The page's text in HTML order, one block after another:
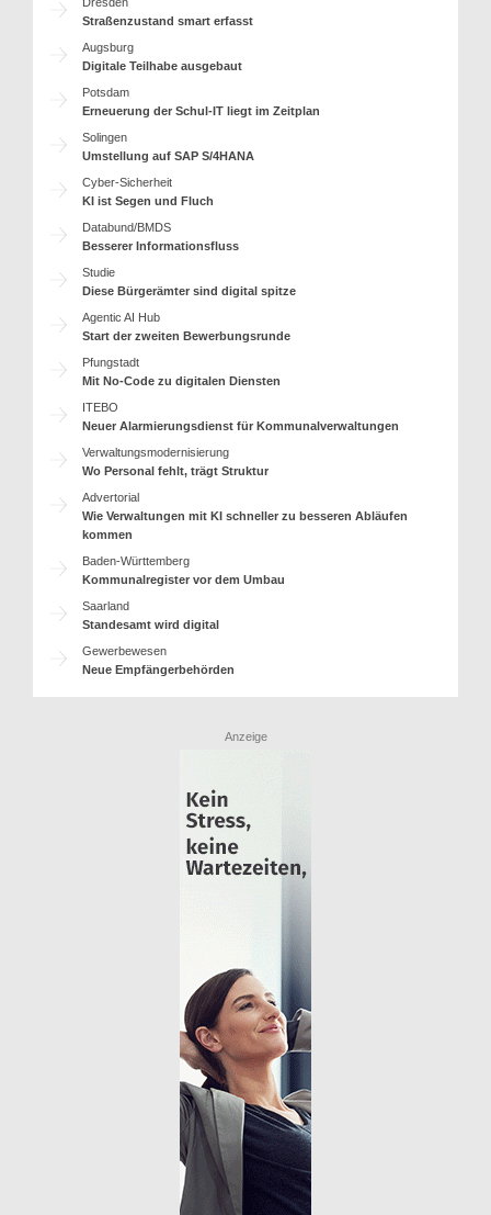
Straßenzustand smart erfasst
Augsburg
Digitale Teilhabe ausgebaut
Potsdam
Erneuerung der Schul-IT liegt im Zeitplan
Solingen
Umstellung auf SAP S/4HANA
Cyber-Sicherheit
KI ist Segen und Fluch
Databund/BMDS
Besserer Informationsfluss
Studie
Diese Bürgerämter sind digital spitze
Agentic AI Hub
Start der zweiten Bewerbungsrunde
Pfungstadt
Mit No-Code zu digitalen Diensten
ITEBO
Neuer Alarmierungsdienst für Kommunalverwaltungen
Verwaltungsmodernisierung
Wo Personal fehlt, trägt Struktur
Advertorial
Wie Verwaltungen mit KI schneller zu besseren Abläufen
kommen
Baden-Württemberg
Kommunalregister vor dem Umbau
Saarland
Standesamt wird digital
Gewerbewesen
Neue Empfängerbehörden
Anzeige